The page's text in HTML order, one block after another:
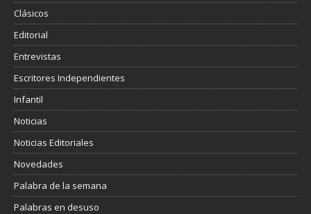
Clásicos
Editorial
Entrevistas
Escritores Independientes
Infantil
Noticias
Noticias Editoriales
Novedades
Palabra de la semana
Palabras en desuso